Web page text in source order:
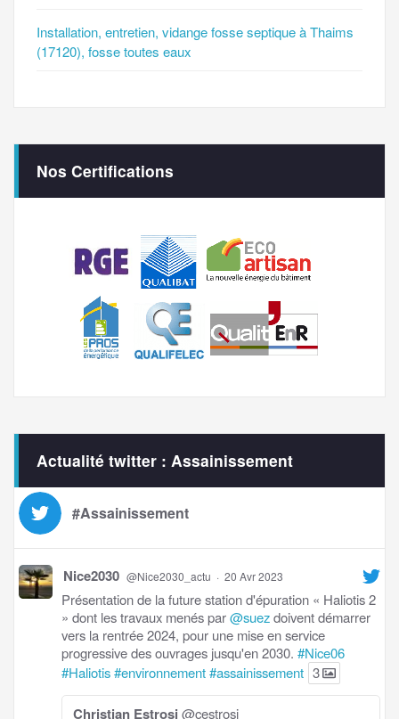
Installation, entretien, vidange fosse septique à Thaims
(17120), fosse toutes eaux
Nos Certifications
Actualité twitter : Assainissement
#Assainissement
Nice2030 @Nice2030_actu · 20 Avr 2023
Présentation de la future station d'épuration « Haliotis 2
» dont les travaux menés par@suezdoivent démarrer
vers la rentrée 2024, pour une mise en service
progressive des ouvrages jusqu'en 2030. #Nice06
#Haliotis#environnement#assainissement 3
Christian Estrosi @cestrosi